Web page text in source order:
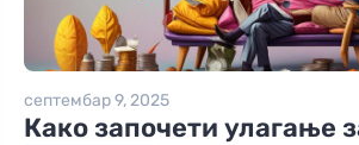
септембар 9, 2025
Како започети улагање